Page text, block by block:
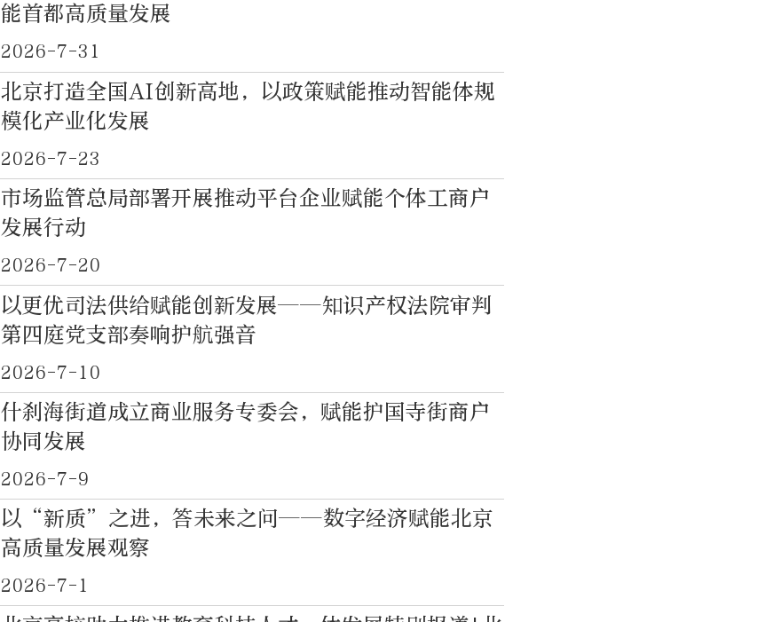
能首都高质量发展
2026-7-31
北京打造全国AI创新高地，以政策赋能推动智能体规
模化产业化发展
2026-7-23
市场监管总局部署开展推动平台企业赋能个体工商户
发展行动
2026-7-20
以更优司法供给赋能创新发展——知识产权法院审判
第四庭党支部奏响护航强音
2026-7-10
什刹海街道成立商业服务专委会，赋能护国寺街商户
协同发展
2026-7-9
以“新质”之进，答未来之问——数字经济赋能北京
高质量发展观察
2026-7-1